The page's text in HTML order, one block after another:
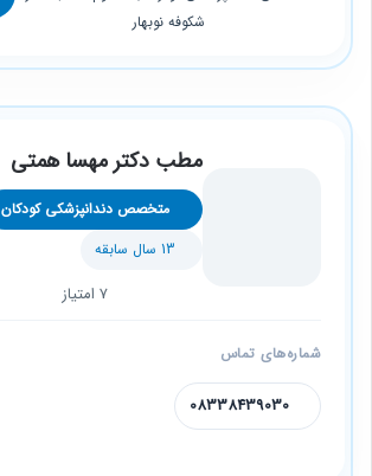
شکوفه نوبهار
مطب دکتر مهسا همتی
متخصص دندانپزشکی کودکان
13 سال سابقه
7 امتیاز
شماره‌های تماس
08338439030